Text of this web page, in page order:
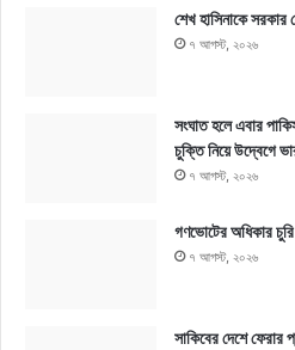
শেখ হাসিনাকে সরকার
৭ আগস্ট, ২০২৬
সংঘাত হলে এবার
চুক্তি নিয়ে উদ্বেগে
৭ আগস্ট, ২০২৬
গণভোটের অধিকার
৭ আগস্ট, ২০২৬
সাকিবের দেশে